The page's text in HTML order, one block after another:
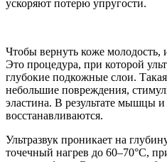
ускоряют потерю упругости.
Чтобы вернуть коже молодость,
Это процедура, при которой
глубокие подкожные слои.
небольшие повреждения,
эластина. В результате мышцы
восстанавливаются.
Ультразвук проникает на
точечный нагрев до 60–70°C,